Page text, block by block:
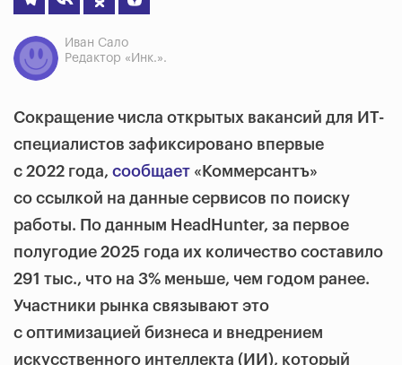
Иван Сало
Редактор «Инк.».
Сокращение числа открытых вакансий для ИТ-
специалистов зафиксировано впервые
с 2022 года, сообщает «Коммерсантъ»
со ссылкой на данные сервисов по поиску
работы. По данным HeadHunter, за первое
полугодие 2025 года их количество составило
291 тыс., что на 3% меньше, чем годом ранее.
Участники рынка связывают это
с оптимизацией бизнеса и внедрением
искусственного интеллекта (ИИ), который